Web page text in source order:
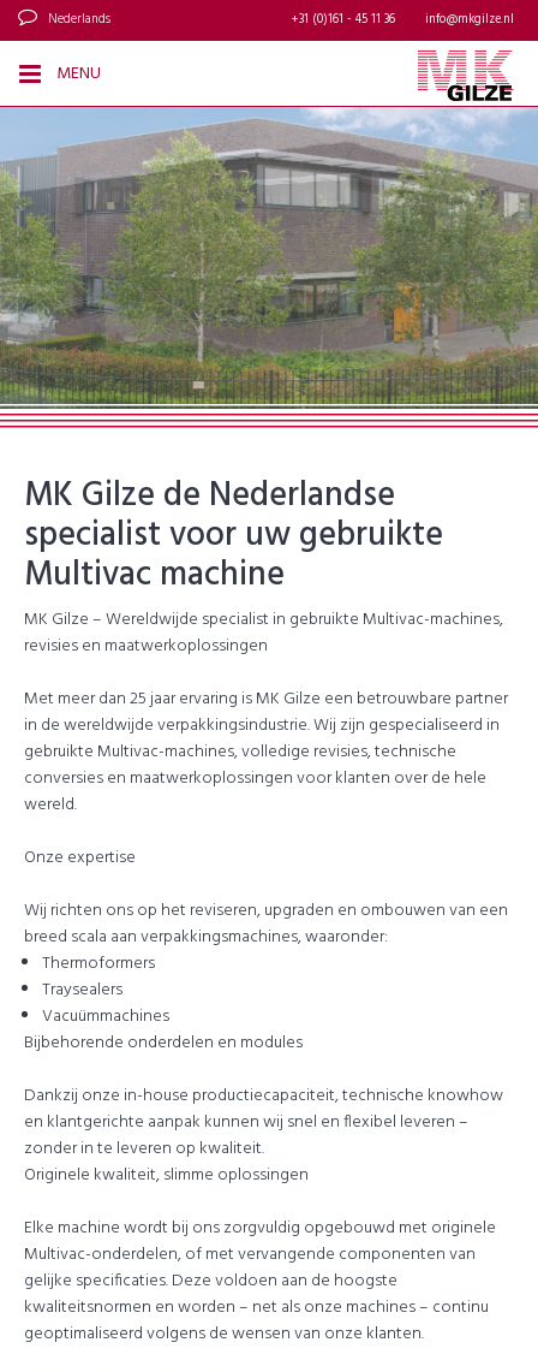
Nederlands info@mkgilze.nl
+31 (0)161 - 45 11 36
MENU
MK Gilze de Nederlandse
specialist voor uw gebruikte
Multivac machine
MK Gilze – Wereldwijde specialist in gebruikte Multivac-machines,
revisies en maatwerkoplossingen
Met meer dan 25 jaar ervaring is MK Gilze een betrouwbare partner
in de wereldwijde verpakkingsindustrie. Wij zijn gespecialiseerd in
gebruikte Multivac-machines, volledige revisies, technische
conversies en maatwerkoplossingen voor klanten over de hele
wereld.
Onze expertise
Wij richten ons op het reviseren, upgraden en ombouwen van een
breed scala aan verpakkingsmachines, waaronder:
Thermoformers
Traysealers
Vacuümmachines
Bijbehorende onderdelen en modules
Dankzij onze in-house productiecapaciteit, technische knowhow
en klantgerichte aanpak kunnen wij snel en flexibel leveren –
zonder in te leveren op kwaliteit.
Originele kwaliteit, slimme oplossingen
Elke machine wordt bij ons zorgvuldig opgebouwd met originele
Multivac-onderdelen, of met vervangende componenten van
gelijke specificaties. Deze voldoen aan de hoogste
kwaliteitsnormen en worden – net als onze machines – continu
geoptimaliseerd volgens de wensen van onze klanten.